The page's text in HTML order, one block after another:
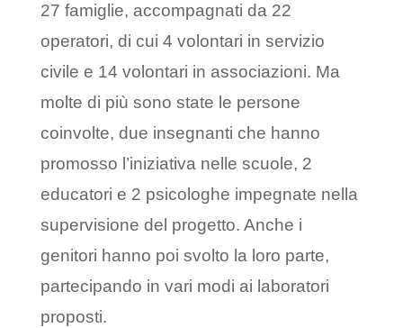
27 famiglie, accompagnati da 22
operatori, di cui 4 volontari in servizio
civile e 14 volontari in associazioni. Ma
molte di più sono state le persone
coinvolte, due insegnanti che hanno
promosso l’iniziativa nelle scuole, 2
educatori e 2 psicologhe impegnate nella
supervisione del progetto. Anche i
genitori hanno poi svolto la loro parte,
partecipando in vari modi ai laboratori
proposti.